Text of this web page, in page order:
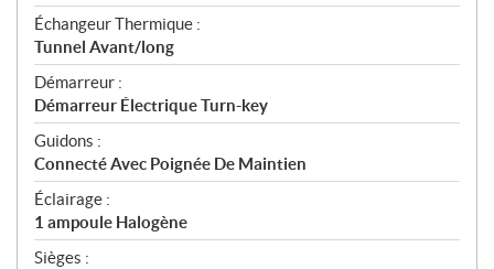
Échangeur Thermique :
Tunnel Avant/long
Démarreur :
Démarreur Électrique Turn-key
Guidons :
Connecté Avec Poignée De Maintien
Éclairage :
1 ampoule Halogène
Sièges :